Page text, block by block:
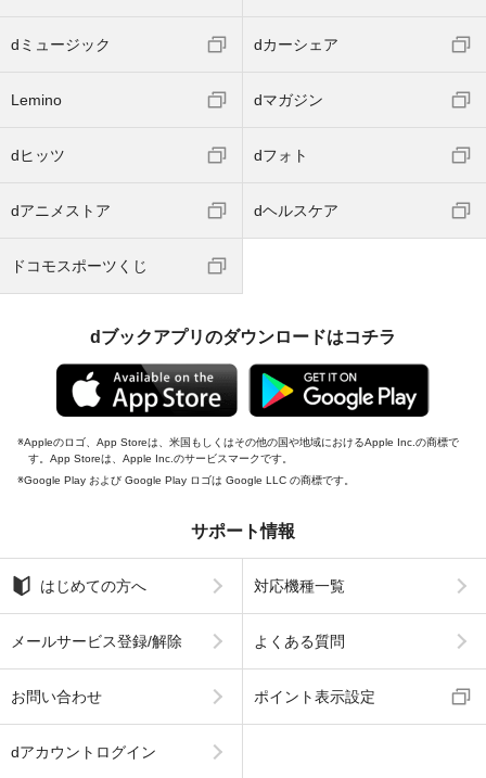
dミュージック dカーシェア
Lemino dマガジン
dヒッツ dフォト
dアニメストア dヘルスケア
ドコモスポーツくじ
dブックアプリのダウンロードはコチラ
Appleのロゴ、App Storeは、米国もしくはその他の国や地域におけるApple Inc.の商標で
す。App Storeは、Apple Inc.のサービスマークです。
Google Play および Google Play ロゴは Google LLC の商標です。
サポート情報
はじめての方へ 対応機種一覧
メールサービス登録/解除 よくある質問
お問い合わせ ポイント表示設定
dアカウントログイン